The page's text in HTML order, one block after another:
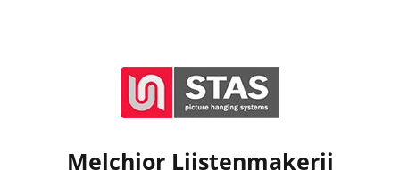
Melchior Lijstenmakerij